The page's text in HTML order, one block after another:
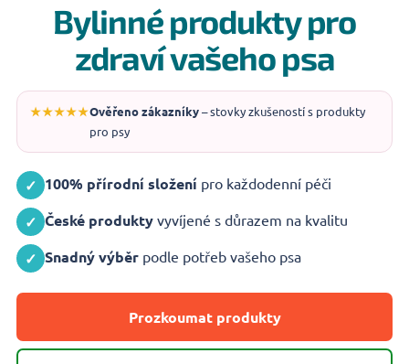
Bylinné produkty pro
zdraví vašeho psa
★★★★★Ověřeno zákazníky– stovky zkušeností s produkty
pro psy
✓ 100% přírodní složení pro každodenní péči
✓ České produkty vyvíjené s důrazem na kvalitu
✓ Snadný výběr podle potřeb vašeho psa
Prozkoumat produkty